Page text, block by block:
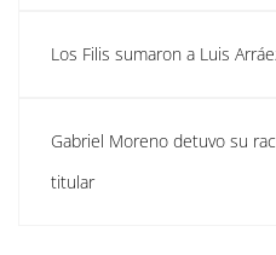
Los Filis sumaron a Luis
Gabriel Moreno detuvo su
titular